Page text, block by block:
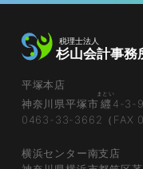
平塚本店
神奈川県平塚市纒
まとい
4-3-
0463-33-3662（FAX
横浜センター南支店